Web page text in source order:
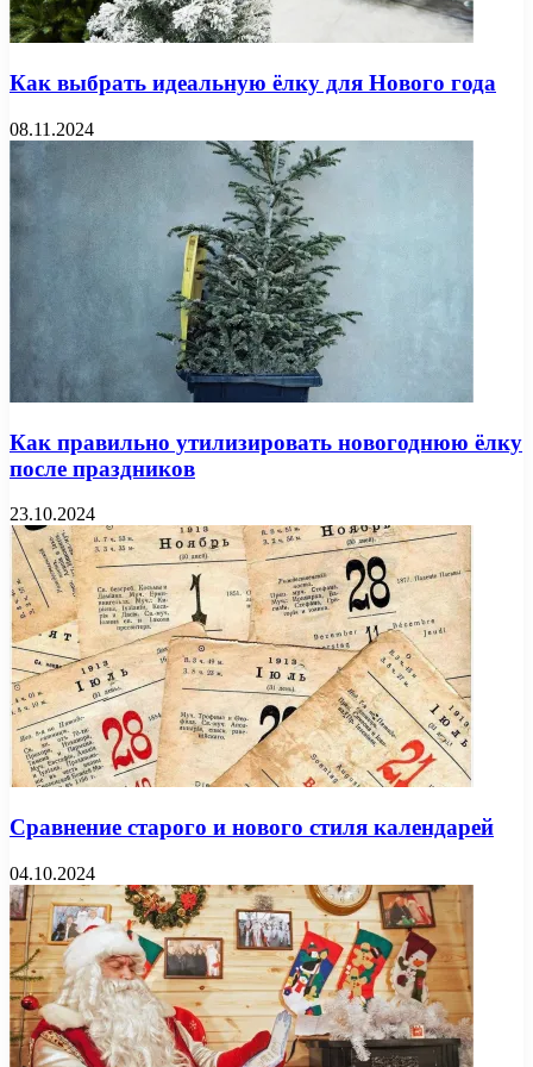
Как выбрать идеальную ёлку для Нового года
08.11.2024
Как правильно утилизировать новогоднюю ёлку
после праздников
23.10.2024
Сравнение старого и нового стиля календарей
04.10.2024